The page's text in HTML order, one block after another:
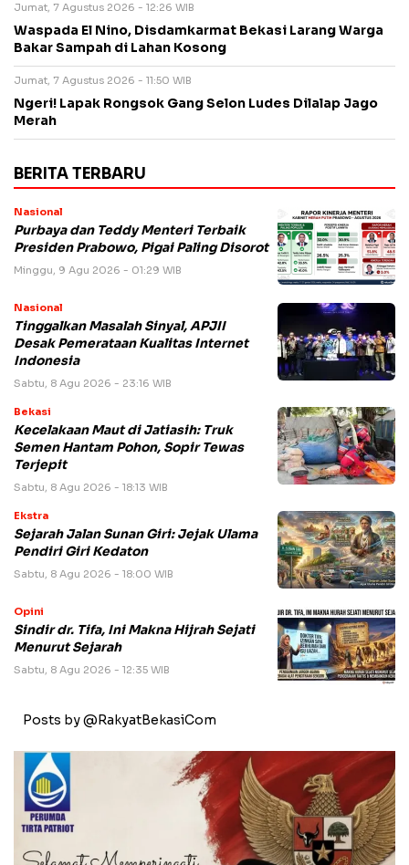
Jumat, 7 Agustus 2026 - 12:26 WIB
Waspada El Nino, Disdamkarmat Bekasi Larang Warga
Bakar Sampah di Lahan Kosong
Jumat, 7 Agustus 2026 - 11:50 WIB
Ngeri! Lapak Rongsok Gang Selon Ludes Dilalap Jago
Merah
BERITA TERBARU
Nasional
Purbaya dan Teddy Menteri Terbaik
Presiden Prabowo, Pigai Paling Disorot
Minggu, 9 Agu 2026 - 01:29 WIB
Nasional
Tinggalkan Masalah Sinyal, APJII
Desak Pemerataan Kualitas Internet
Indonesia
Sabtu, 8 Agu 2026 - 23:16 WIB
Bekasi
Kecelakaan Maut di Jatiasih: Truk
Semen Hantam Pohon, Sopir Tewas
Terjepit
Sabtu, 8 Agu 2026 - 18:13 WIB
Ekstra
Sejarah Jalan Sunan Giri: Jejak Ulama
Pendiri Giri Kedaton
Sabtu, 8 Agu 2026 - 18:00 WIB
Opini
Sindir dr. Tifa, Ini Makna Hijrah Sejati
Menurut Sejarah
Sabtu, 8 Agu 2026 - 12:35 WIB
Posts by @RakyatBekasiCom